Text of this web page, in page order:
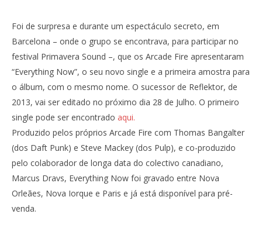
Foi de surpresa e durante um espectáculo secreto, em
Barcelona – onde o grupo se encontrava, para participar no
festival Primavera Sound –, que os Arcade Fire apresentaram
“Everything Now”, o seu novo single e a primeira amostra para
o álbum, com o mesmo nome. O sucessor de Reflektor, de
2013, vai ser editado no próximo dia 28 de Julho. O primeiro
single pode ser encontrado aqui.
Produzido pelos próprios Arcade Fire com Thomas Bangalter
(dos Daft Punk) e Steve Mackey (dos Pulp), e co-produzido
pelo colaborador de longa data do colectivo canadiano,
Marcus Dravs, Everything Now foi gravado entre Nova
Orleães, Nova Iorque e Paris e já está disponível para pré-
venda.